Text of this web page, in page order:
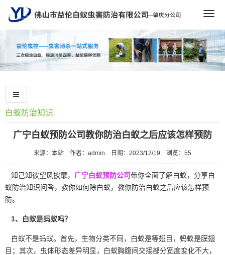
白蚁防治知识
广宁白蚁预防公司教你防治白蚁之后应该怎样预防
来源：本站 作者：admin 日期：2023/12/19 浏览： 55
知己知彼望风披靡， 广宁白蚁预防公司带你全面了解白蚁，分享白
蚁防治知识问答，教你如何除白蚁，教你防治白蚁之后应该怎样预
防。
1、白蚁是蚂蚁吗？
白蚁不是蚂蚁。首先，生物分类不同，白蚁是等翅目，蚂蚁是膜翅
目；其次，虫体形态差异明显，白蚁胸腹间交接部分宽度变化不大，